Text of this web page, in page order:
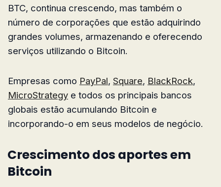
BTC, continua crescendo, mas também o
número de corporações que estão adquirindo
grandes volumes, armazenando e oferecendo
serviços utilizando o Bitcoin.
Empresas como PayPal, Square, BlackRock,
MicroStrategy e todos os principais bancos
globais estão acumulando Bitcoin e
incorporando-o em seus modelos de negócio.
Crescimento dos aportes em
Bitcoin